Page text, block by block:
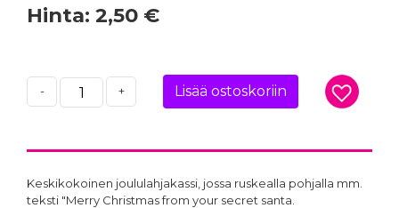
Hinta: 2,50 €
- + Lisää ostoskoriin
Keskikokoinen joululahjakassi, jossa ruskealla pohjalla mm.
teksti "Merry Christmas from your secret santa.